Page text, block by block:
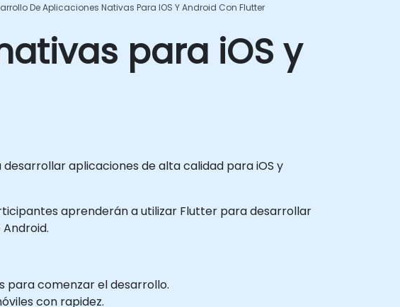
De Aplicaciones Nativas Para IOS Y Android Con Flutter
para iOS y
aplicaciones de alta calidad para iOS y
aprenderán a utilizar Flutter para desarrollar
para comenzar el desarrollo.
con rapidez.